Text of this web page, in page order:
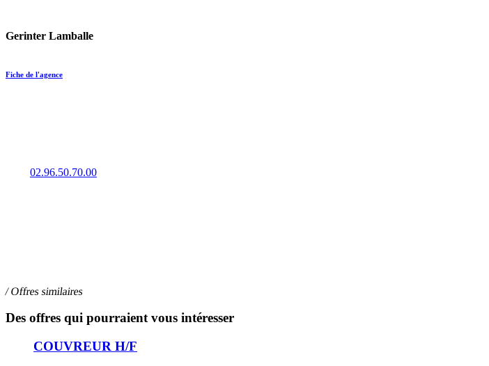
Gerinter Lamballe
Fiche de l'agence
02.96.50.70.00
/ Offres similaires
Des offres qui pourraient vous intéresser
COUVREUR H/F